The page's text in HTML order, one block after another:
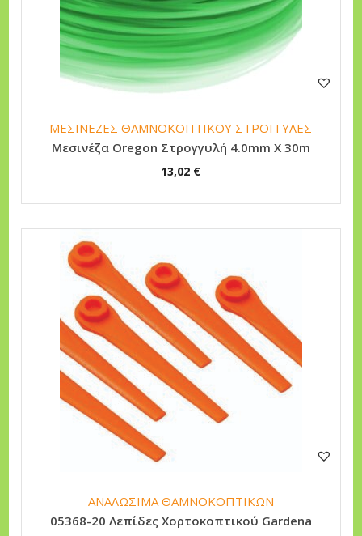
ΜΕΣΙΝΕΖΕΣ ΘΑΜΝΟΚΟΠΤΙΚΟΥ ΣΤΡΟΓΓΥΛΕΣ
Μεσινέζα Oregon Στρογγυλή 4.0mm X 30m
13,02 €
ΑΝΑΛΩΣΙΜΑ ΘΑΜΝΟΚΟΠΤΙΚΩΝ
05368-20 Λεπίδες Χορτοκοπτικού Gardena